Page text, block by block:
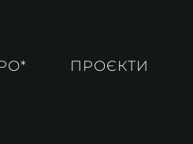
ПРОЄКТИ